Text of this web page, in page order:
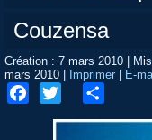
Couzensa
Création : 7 mars 2010 |
mars 2010 | Imprimer | E-